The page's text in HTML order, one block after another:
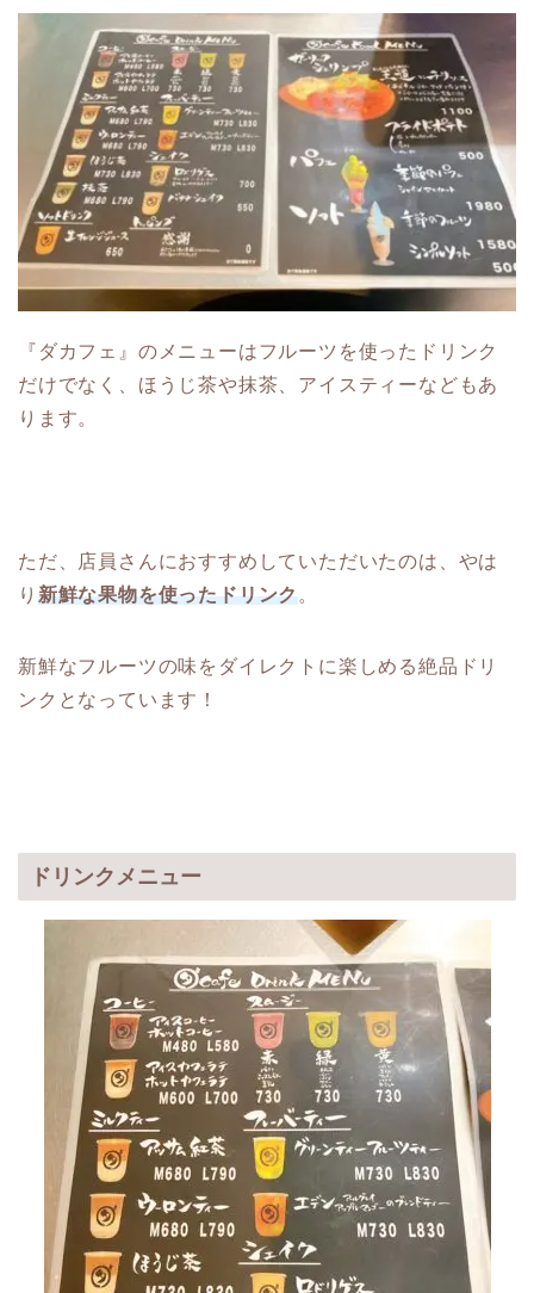
『ダカフェ』のメニューはフルーツを使ったドリンク
だけでなく、ほうじ茶や抹茶、アイスティーなどもあ
ります。
ただ、店員さんにおすすめしていただいたのは、やは
り 新鮮な果物を使ったドリンク。
新鮮なフルーツの味をダイレクトに楽しめる絶品ドリ
ンクとなっています！
ドリンクメニュー